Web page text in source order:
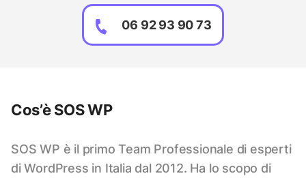
06 92 93 90 73
Cos’è SOS WP
SOS WP è il primo Team Professionale di esperti
di WordPress in Italia dal 2012. Ha lo scopo di